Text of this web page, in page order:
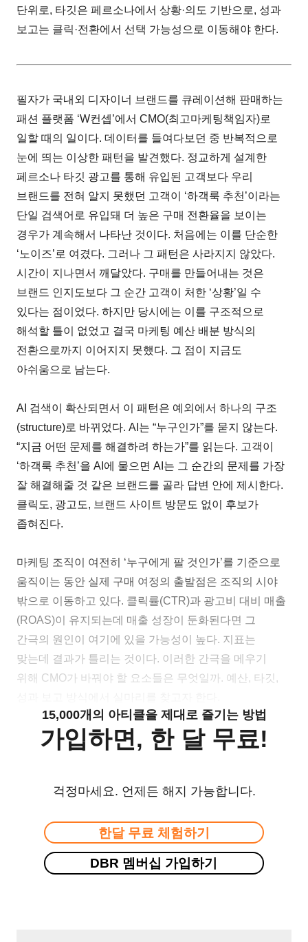
단위로, 타깃은 페르소나에서 상황·의도 기반으로, 성과
보고는 클릭·전환에서 선택 가능성으로 이동해야 한다.
필자가 국내외 디자이너 브랜드를 큐레이션해 판매하는
패션 플랫폼 ‘W컨셉’에서 CMO(최고마케팅책임자)로
일할 때의 일이다. 데이터를 들여다보던 중 반복적으로
눈에 띄는 이상한 패턴을 발견했다. 정교하게 설계한
페르소나 타깃 광고를 통해 유입된 고객보다 우리
브랜드를 전혀 알지 못했던 고객이 ‘하객룩 추천’이라는
단일 검색어로 유입돼 더 높은 구매 전환율을 보이는
경우가 계속해서 나타난 것이다. 처음에는 이를 단순한
‘노이즈’로 여겼다. 그러나 그 패턴은 사라지지 않았다.
시간이 지나면서 깨달았다. 구매를 만들어내는 것은
브랜드 인지도보다 그 순간 고객이 처한 ‘상황’일 수
있다는 점이었다. 하지만 당시에는 이를 구조적으로
해석할 틀이 없었고 결국 마케팅 예산 배분 방식의
전환으로까지 이어지지 못했다. 그 점이 지금도
아쉬움으로 남는다.
AI 검색이 확산되면서 이 패턴은 예외에서 하나의 구조
(structure)로 바뀌었다. AI는 “누구인가”를 묻지 않는다.
“지금 어떤 문제를 해결하려 하는가”를 읽는다. 고객이
‘하객룩 추천’을 AI에 물으면 AI는 그 순간의 문제를 가장
잘 해결해줄 것 같은 브랜드를 골라 답변 안에 제시한다.
클릭도, 광고도, 브랜드 사이트 방문도 없이 후보가
좁혀진다.
마케팅 조직이 여전히 ‘누구에게 팔 것인가’를 기준으로
움직이는 동안 실제 구매 여정의 출발점은 조직의 시야
밖으로 이동하고 있다. 클릭률(CTR)과 광고비 대비 매출
(ROAS)이 유지되는데 매출 성장이 둔화된다면 그
간극의 원인이 여기에 있을 가능성이 높다. 지표는
맞는데 결과가 틀리는 것이다. 이러한 간극을 메우기
위해 CMO가 바꿔야 할 요소들은 무엇일까. 예산, 타깃,
15,000개의 아티클을 제대로 즐기는 방법
가입하면, 한 달 무료!
걱정마세요. 언제든 해지 가능합니다.
한달 무료 체험하기
DBR 멤버십 가입하기